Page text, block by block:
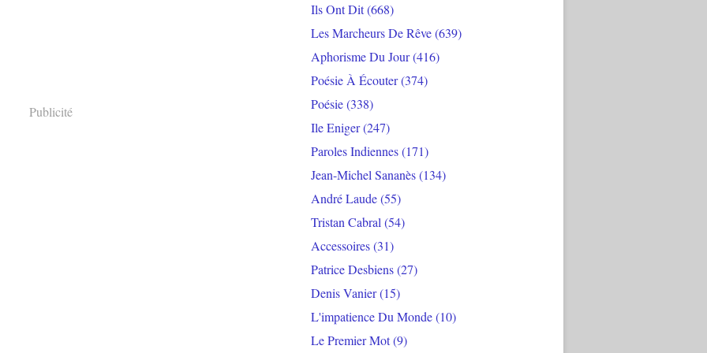
Publicité
Ils Ont Dit(668)
Les Marcheurs De Rêve(639)
Aphorisme Du Jour(416)
Poésie À Écouter(374)
Poésie(338)
Ile Eniger(247)
Paroles Indiennes(171)
Jean-Michel Sananès(134)
André Laude(55)
Tristan Cabral (54)
Accessoires(31)
Patrice Desbiens(27)
Denis Vanier(15)
L'impatience Du Monde(10)
Le Premier Mot(9)